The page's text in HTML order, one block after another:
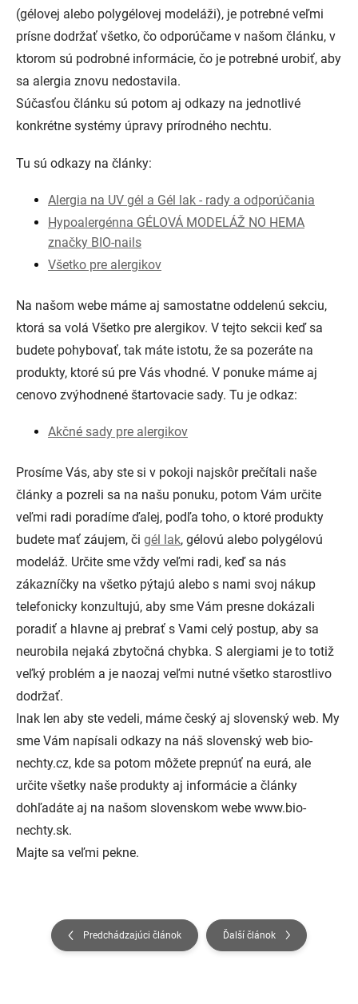
(gélovej alebo polygélovej modeláži), je potrebné veľmi
prísne dodržať všetko, čo odporúčame v našom článku, v
ktorom sú podrobné informácie, čo je potrebné urobiť, aby
sa alergia znovu nedostavila.
Súčasťou článku sú potom aj odkazy na jednotlivé
konkrétne systémy úpravy prírodného nechtu.
Tu sú odkazy na články:
Alergia na UV gél a Gél lak - rady a odporúčania
Hypoalergénna GÉLOVÁ MODELÁŽ NO HEMA
značky BIO-nails
Všetko pre alergikov
Na našom webe máme aj samostatne oddelenú sekciu,
ktorá sa volá Všetko pre alergikov. V tejto sekcii keď sa
budete pohybovať, tak máte istotu, že sa pozeráte na
produkty, ktoré sú pre Vás vhodné. V ponuke máme aj
cenovo zvýhodnené štartovacie sady. Tu je odkaz:
Akčné sady pre alergikov
Prosíme Vás, aby ste si v pokoji najskôr prečítali naše
články a pozreli sa na našu ponuku, potom Vám určite
veľmi radi poradíme ďalej, podľa toho, o ktoré produkty
budete mať záujem, či gél lak, gélovú alebo polygélovú
modeláž. Určite sme vždy veľmi radi, keď sa nás
zákazníčky na všetko pýtajú alebo s nami svoj nákup
telefonicky konzultujú, aby sme Vám presne dokázali
poradiť a hlavne aj prebrať s Vami celý postup, aby sa
neurobila nejaká zbytočná chybka. S alergiami je to totiž
veľký problém a je naozaj veľmi nutné všetko starostlivo
dodržať.
Inak len aby ste vedeli, máme český aj slovenský web. My
sme Vám napísali odkazy na náš slovenský web bio-
nechty.cz, kde sa potom môžete prepnúť na eurá, ale
určite všetky naše produkty aj informácie a články
dohľadáte aj na našom slovenskom webe www.bio-
nechty.sk.
Majte sa veľmi pekne.
Predchádzajúci článok Ďalší článok